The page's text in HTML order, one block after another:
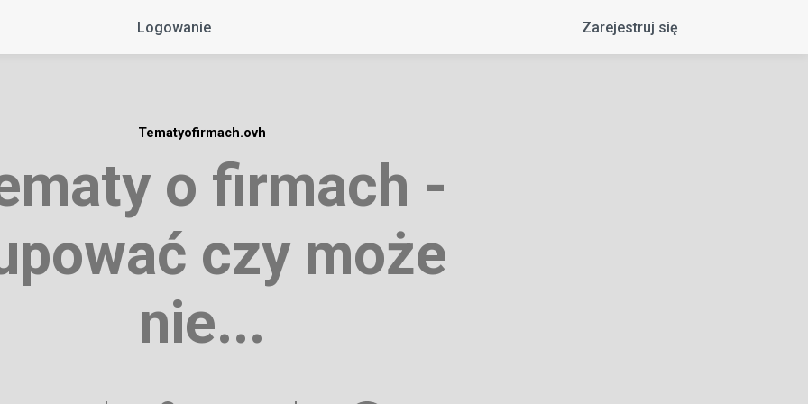
Logowanie Zarejestruj się
Tematyofirmach.ovh
o firmach -
czy może
nie...